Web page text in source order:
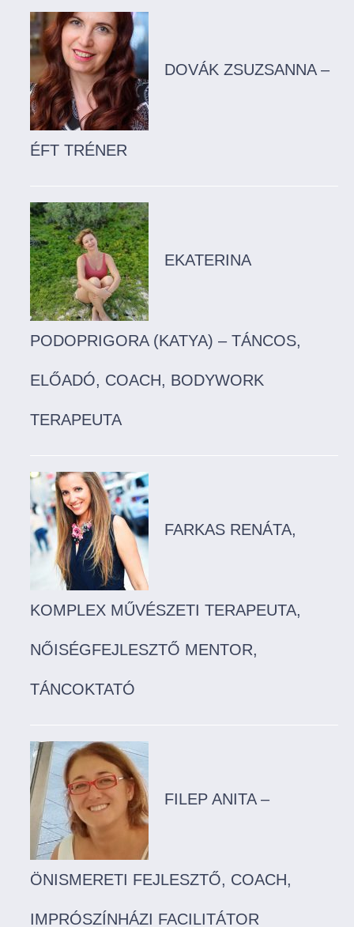
DOVÁK ZSUZSANNA –
ÉFT TRÉNER
EKATERINA
PODOPRIGORA (KATYA) – TÁNCOS,
ELŐADÓ, COACH, BODYWORK
TERAPEUTA
FARKAS RENÁTA,
KOMPLEX MŰVÉSZETI TERAPEUTA,
NŐISÉGFEJLESZTŐ MENTOR,
TÁNCOKTATÓ
FILEP ANITA –
ÖNISMERETI FEJLESZTŐ, COACH,
IMPRÓSZÍNHÁZI FACILITÁTOR